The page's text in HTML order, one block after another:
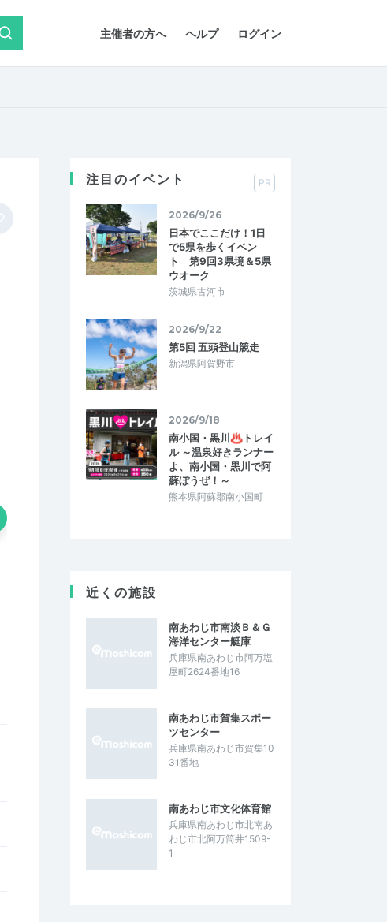
主催者の方へ ヘルプ ログイン
注目のイベント PR
2026/9/26
日本でここだけ！1日
で5県を歩くイベン
ト 第9回3県境＆5県
ウオーク
茨城県古河市
2026/9/22
第5回 五頭登山競走
新潟県阿賀野市
2026/9/18
南小国・黒川♨トレイ
ル ～温泉好きランナー
よ、南小国・黒川で阿
蘇ぼうぜ！～
熊本県阿蘇郡南小国町
近くの施設
南あわじ市南淡Ｂ＆Ｇ
海洋センター艇庫
兵庫県南あわじ市阿万塩
屋町2624番地16
南あわじ市賀集スポー
ツセンター
兵庫県南あわじ市賀集10
31番地
南あわじ市文化体育館
兵庫県南あわじ市北南あ
わじ市北阿万筒井1509-
1